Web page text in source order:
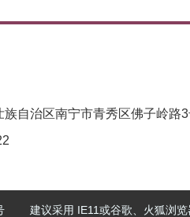
族自治区南宁市青秀区佛子岭路
建议采用 IE11或谷歌、火狐浏